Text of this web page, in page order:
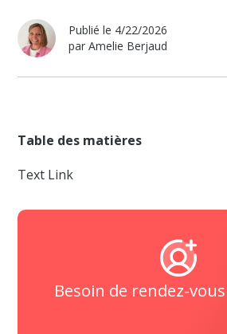
Publié le 4/22/2026
par Amelie Berjaud
Table des matières
Text Link
Besoin de rendez-